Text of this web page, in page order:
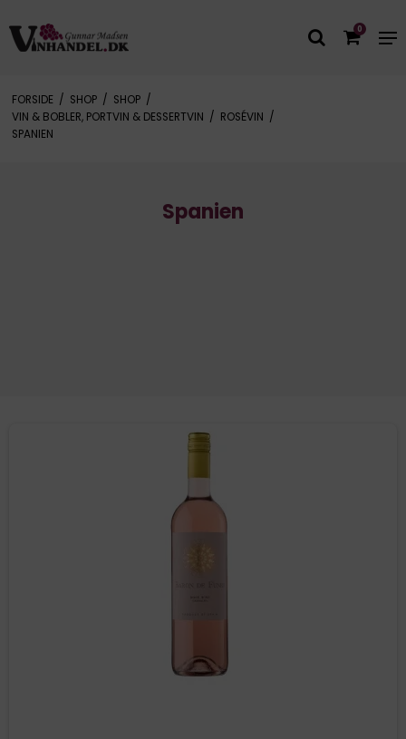
0
FORSIDE / SHOP / SHOP /
VIN & BOBLER, PORTVIN & DESSERTVIN / ROSÉVIN /
SPANIEN
Spanien